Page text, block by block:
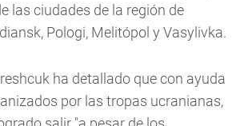
las ciudades de la región de
Pologi, Melitópol y Vasylivka.
ha detallado que con ayuda
por las tropas ucranianas,